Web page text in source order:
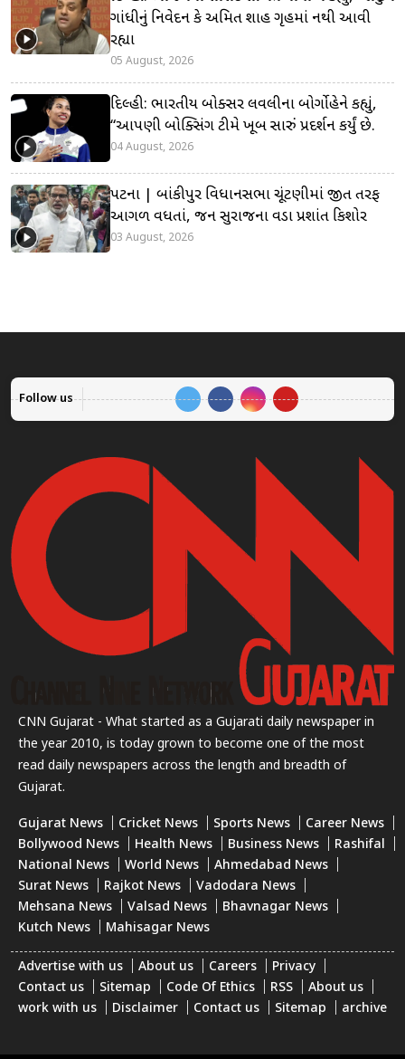
ગાંધીનું નિવેદન કે અમિત શાહ ગૃહમાં નથી આવી
રહ્યા
05 August, 2026
દિલ્હી: ભારતીય બોક્સર લવલીના બોર્ગોહેને કહ્યું,
“આપણી બોક્સિંગ ટીમે ખૂબ સારું પ્રદર્શન કર્યું છે.
04 August, 2026
પટના | બાંકીપુર વિધાનસભા ચૂંટણીમાં જીત તરફ
આગળ વધતાં, જન સુરાજના વડા પ્રશાંત કિશોર
03 August, 2026
Follow us
CNN Gujarat - What started as a Gujarati daily newspaper in
the year 2010, is today grown to become one of the most
read daily newspapers across the length and breadth of
Gujarat.
Gujarat News Cricket News Sports News
Career News
Bollywood News
Health News Business News
Rashifal
National News
World News
Ahmedabad News
Surat News
Rajkot News
Vadodara News
Mehsana News
Valsad News
Bhavnagar News
Kutch News
Mahisagar News
Advertise with us About us Careers
Privacy
Contact us
Sitemap Code Of Ethics RSS
About us
work with us
Disclaimer Contact us Sitemap archive